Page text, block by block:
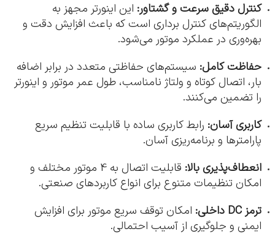
کنترل دقیق سرعت و گشتاور: این اینورتر مجهز به
الگوریتم‌های کنترل برداری است که باعث افزایش دقت و
بهره‌وری در عملکرد موتور می‌شود.
حفاظت کامل: سیستم‌های حفاظتی متعدد در برابر اضافه
بار، اتصال کوتاه و ولتاژ نامناسب، طول عمر موتور و اینورتر
را تضمین می‌کنند.
کاربری آسان: رابط کاربری ساده با قابلیت تنظیم سریع
پارامترها و برنامه‌ریزی آسان.
انعطاف‌پذیری بالا:
قابلیت اتصال به 4 موتور مختلف و
امکان تنظیمات متنوع برای انواع کاربردهای صنعتی.
ترمز DC داخلی:
امکان توقف سریع موتور برای افزایش
ایمنی و جلوگیری از آسیب احتمالی.